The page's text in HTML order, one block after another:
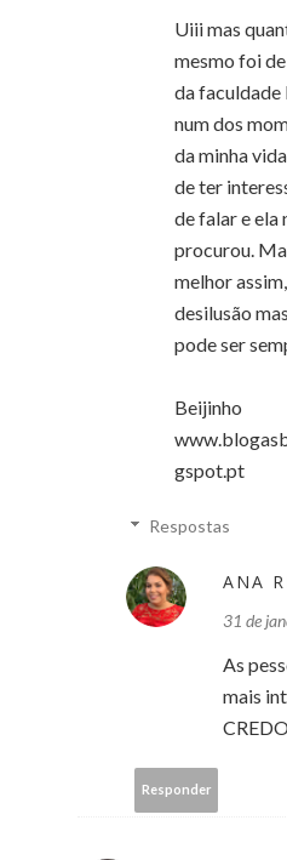
Uiii mas
mesmo foi
da faculdade
num dos
da minha
de ter
de falar e ela
procurou.
melhor
desilusão
pode ser
Beijinho
gspot.pt
Respostas
ANA
31 de
As
mais
Responder